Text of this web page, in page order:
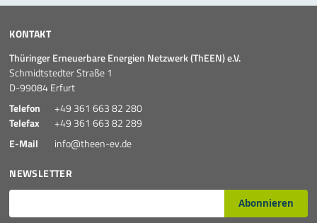
KONTAKT
Thüringer Erneuerbare Energien Netzwerk (ThEEN) e.V.
Schmidtstedter Straße 1
D-99084 Erfurt
Telefon
+49 361 663 82 280
Telefax
+49 361 663 82 289
E-Mail
info@theen-ev.de
NEWSLETTER
E-Mail* Abonnieren